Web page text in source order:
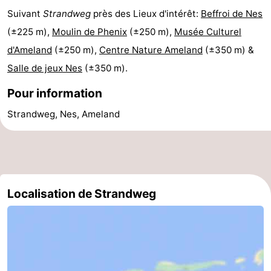
State
Chambre
-
Boomhiemke
-
minutes
Plages
Voir
Suivant Strandweg près des Lieux d'intérêt: Beffroi de Nes
(±225 m), Moulin de Phenix (±250 m), Musée Culturel
d'Ameland (±250 m), Centre Nature Ameland (±350 m) &
Salle de jeux Nes (±350 m).
Pour information
Strandweg, Nes, Ameland
Localisation de Strandweg